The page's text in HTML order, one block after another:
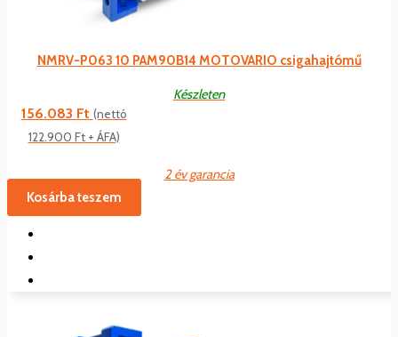
NMRV-P063 10 PAM90B14 MOTOVARIO csigahajtómű
Készleten
156.083 Ft (nettó
122.900 Ft+ ÁFA)
2 év garancia
Kosárba teszem